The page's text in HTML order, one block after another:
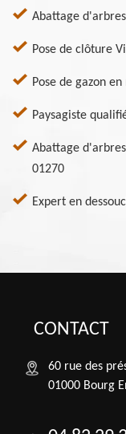
Abattage
Pose de clôture
Pose de gazon
Paysagiste
Abattage
01270
Expert en
CONTACT
60 rue des
01000 Bourg